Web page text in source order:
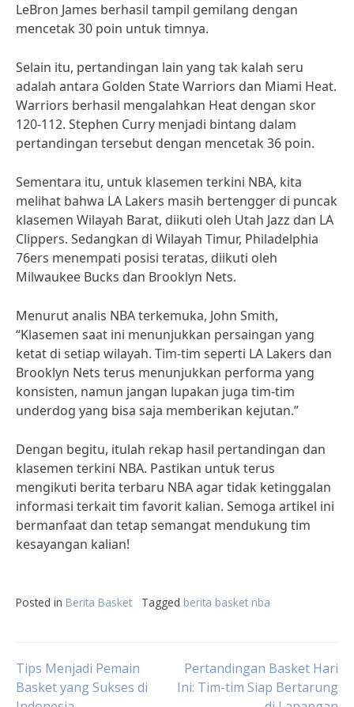
LeBron James berhasil tampil gemilang dengan
mencetak 30 poin untuk timnya.
Selain itu, pertandingan lain yang tak kalah seru
adalah antara Golden State Warriors dan Miami Heat.
Warriors berhasil mengalahkan Heat dengan skor
120-112. Stephen Curry menjadi bintang dalam
pertandingan tersebut dengan mencetak 36 poin.
Sementara itu, untuk klasemen terkini NBA, kita
melihat bahwa LA Lakers masih bertengger di puncak
klasemen Wilayah Barat, diikuti oleh Utah Jazz dan LA
Clippers. Sedangkan di Wilayah Timur, Philadelphia
76ers menempati posisi teratas, diikuti oleh
Milwaukee Bucks dan Brooklyn Nets.
Menurut analis NBA terkemuka, John Smith,
“Klasemen saat ini menunjukkan persaingan yang
ketat di setiap wilayah. Tim-tim seperti LA Lakers dan
Brooklyn Nets terus menunjukkan performa yang
konsisten, namun jangan lupakan juga tim-tim
underdog yang bisa saja memberikan kejutan.”
Dengan begitu, itulah rekap hasil pertandingan dan
klasemen terkini NBA. Pastikan untuk terus
mengikuti berita terbaru NBA agar tidak ketinggalan
informasi terkait tim favorit kalian. Semoga artikel ini
bermanfaat dan tetap semangat mendukung tim
kesayangan kalian!
Posted in Berita Basket Tagged berita basket nba
Post
Tips Menjadi Pemain
Basket yang Sukses di
Pertandingan Basket Hari
Ini: Tim-tim Siap Bertarung